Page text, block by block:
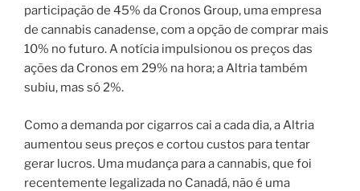
participação de 45% da Cronos Group, uma empresa
de cannabis canadense, com a opção de comprar mais
10% no futuro. A notícia impulsionou os preços das
ações da Cronos em 29% na hora; a Altria também
subiu, mas só 2%.
Como a demanda por cigarros cai a cada dia, a Altria
aumentou seus preços e cortou custos para tentar
gerar lucros. Uma mudança para a cannabis, que foi
recentemente legalizada no Canadá, não é uma